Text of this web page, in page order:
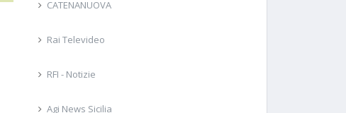
CATENANUOVA
Rai Televideo
RFI - Notizie
Agi News Sicilia